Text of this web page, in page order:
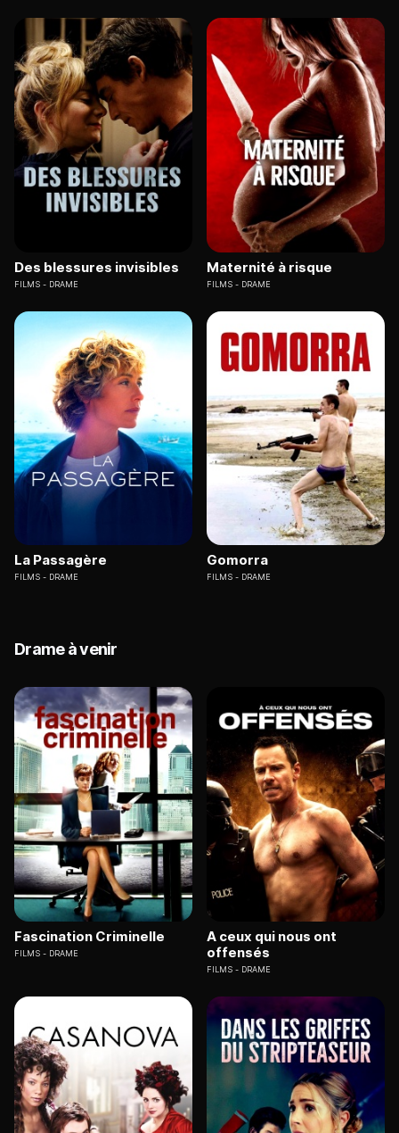
Des blessures invisibles
FILMS DRAME
Maternité à risque
FILMS DRAME
La Passagère
FILMS DRAME
Gomorra
FILMS DRAME
Drame à venir
Fascination Criminelle
FILMS DRAME
A ceux qui nous ont
offensés
FILMS DRAME